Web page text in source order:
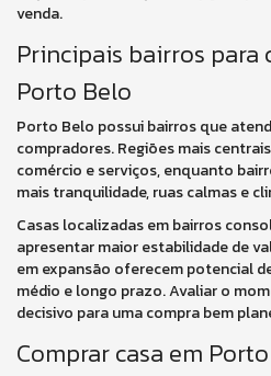
venda.
Principais bairros para
Porto Belo
Porto Belo possui bairros que
compradores. Regiões mais
comércio e serviços, enquanto
mais tranquilidade, ruas calmas e
Casas localizadas em bairros
apresentar maior estabilidade de
em expansão oferecem potencial
médio e longo prazo. Avaliar o
decisivo para uma compra bem
Comprar casa em